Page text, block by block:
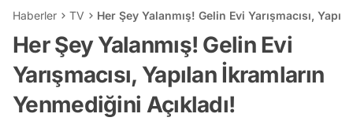
Haberler TV Her Şey Yalanmış! Gelin Evi Yarışmacısı,
Her Şey Yalanmış! Gelin Evi
Yarışmacısı, Yapılan İkramların
Yenmediğini Açıkladı!